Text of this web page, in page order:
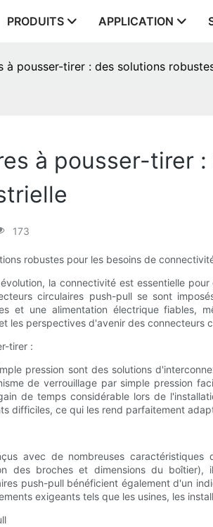
PRODUITS APPLICATION
à pousser-tirer : des solutions
à pousser-tirer
173
robustes pour les besoins de
la connectivité est essentielle
circulaires push-pull se sont
et une alimentation électrique fiables,
les perspectives d'avenir des connecteurs
tirer :
pression sont des solutions
de verrouillage par simple pression
de temps considérable lors de
difficiles, ce qui les rend parfaitement
avec de nombreuses
des broches et dimensions du
push-pull bénéficient également d'un
exigeants tels que les usines, les